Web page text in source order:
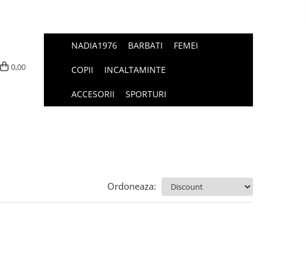
0,00
NADIA1976 BARBATI FEMEI
COPII INCALTAMINTE
ACCESORII SPORTURI
Ordoneaza: